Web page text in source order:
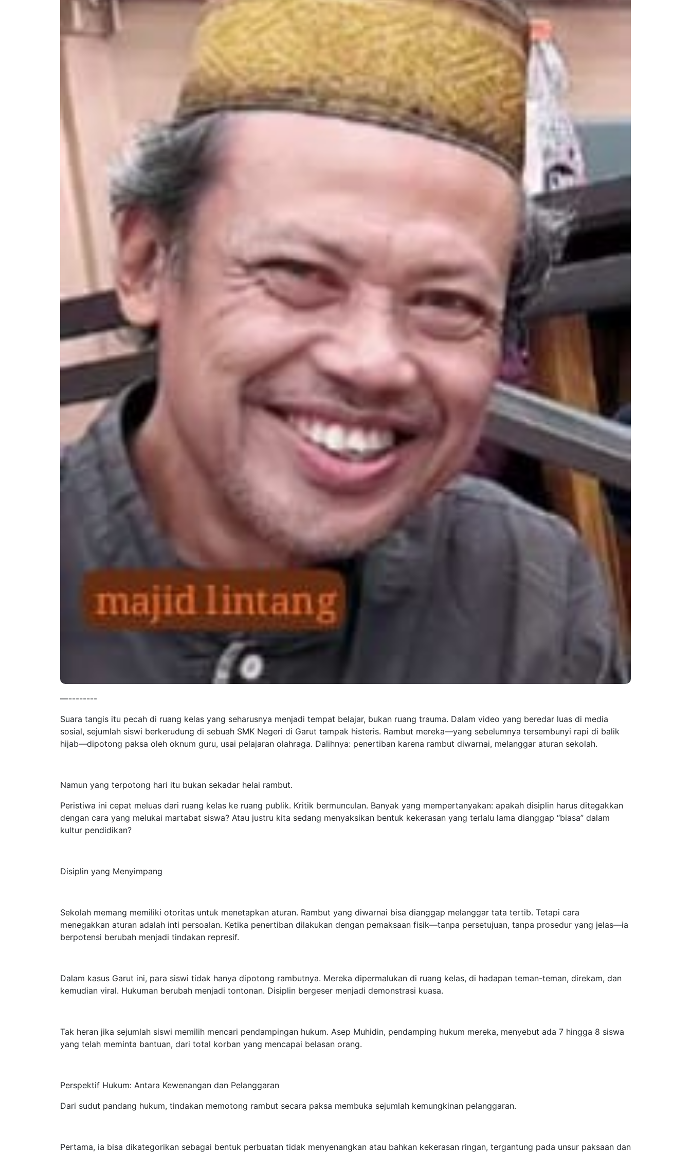
—--------
Suara tangis itu pecah di ruang kelas yang seharusnya menjadi tempat belajar, bukan ruang trauma. Dalam video yang beredar luas di media
sosial, sejumlah siswi berkerudung di sebuah SMK Negeri di Garut tampak histeris. Rambut mereka—yang sebelumnya tersembunyi rapi di balik
hijab—dipotong paksa oleh oknum guru, usai pelajaran olahraga. Dalihnya: penertiban karena rambut diwarnai, melanggar aturan sekolah.
Namun yang terpotong hari itu bukan sekadar helai rambut.
Peristiwa ini cepat meluas dari ruang kelas ke ruang publik. Kritik bermunculan. Banyak yang mempertanyakan: apakah disiplin harus ditegakkan
dengan cara yang melukai martabat siswa? Atau justru kita sedang menyaksikan bentuk kekerasan yang terlalu lama dianggap “biasa” dalam
kultur pendidikan?
Disiplin yang Menyimpang
Sekolah memang memiliki otoritas untuk menetapkan aturan. Rambut yang diwarnai bisa dianggap melanggar tata tertib. Tetapi cara
menegakkan aturan adalah inti persoalan. Ketika penertiban dilakukan dengan pemaksaan fisik—tanpa persetujuan, tanpa prosedur yang jelas—ia
berpotensi berubah menjadi tindakan represif.
Dalam kasus Garut ini, para siswi tidak hanya dipotong rambutnya. Mereka dipermalukan di ruang kelas, di hadapan teman-teman, direkam, dan
kemudian viral. Hukuman berubah menjadi tontonan. Disiplin bergeser menjadi demonstrasi kuasa.
Tak heran jika sejumlah siswi memilih mencari pendampingan hukum. Asep Muhidin, pendamping hukum mereka, menyebut ada 7 hingga 8 siswa
yang telah meminta bantuan, dari total korban yang mencapai belasan orang.
Perspektif Hukum: Antara Kewenangan dan Pelanggaran
Dari sudut pandang hukum, tindakan memotong rambut secara paksa membuka sejumlah kemungkinan pelanggaran.
Pertama, ia bisa dikategorikan sebagai bentuk perbuatan tidak menyenangkan atau bahkan kekerasan ringan, tergantung pada unsur paksaan dan